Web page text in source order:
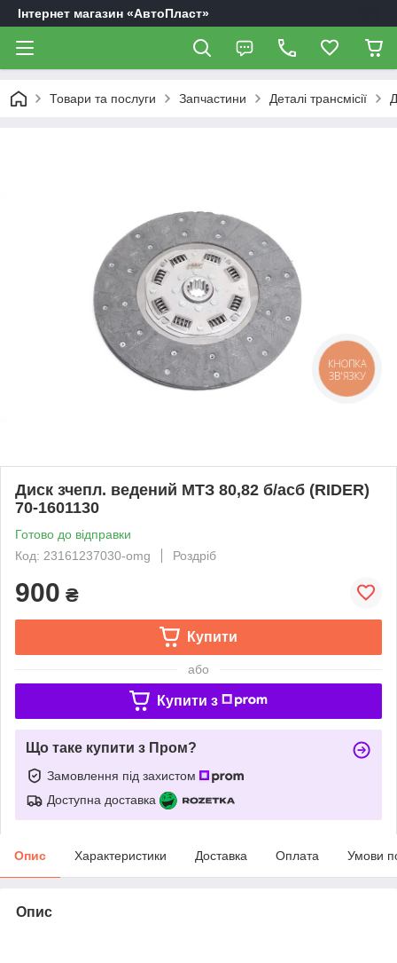
Інтернет магазин «АвтоПласт»
Товари та послуги Запчастини Деталі трансмісії
Диск зчепл. ведений МТЗ 80,82 б/асб (RIDER)
70-1601130
Готово до відправки
Код: 23161237030-omg
Роздріб
900 ₴
Купити
або
Купити з
Що таке купити з Пром?
Замовлення під захистом
Доступна доставка
Опис Характеристики Доставка Оплата Умови
Опис
КНОПКА
ЗВ'ЯЗКУ